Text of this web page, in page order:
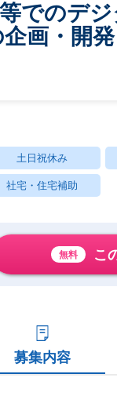
でのデ
画・開発
土日祝休み
社宅・住宅補助
無料 こ
募集内容